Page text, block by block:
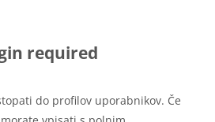
required
do profilov uporabnikov. Če